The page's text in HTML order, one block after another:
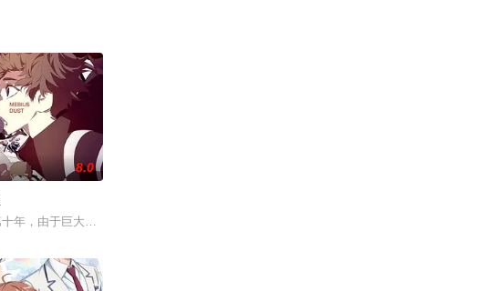
、冲突不断的两方， 是专接棘手麻烦案件的侦
招祟”的“不可触碰之物”。世代担任山神守护的三十木谷家的孩子——日向和薰，
8.0
年，由于巨大结晶释放出的神秘粒子“梅比乌斯之尘”的影响，一部分孩子获得了名为“拉姆